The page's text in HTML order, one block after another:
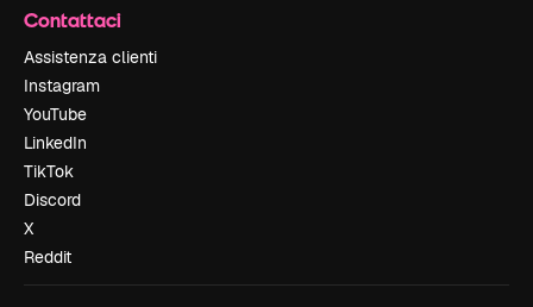
Contattaci
Assistenza clienti
Instagram
YouTube
LinkedIn
TikTok
Discord
X
Reddit